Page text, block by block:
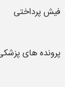
فیش پرداختی
پرونده های